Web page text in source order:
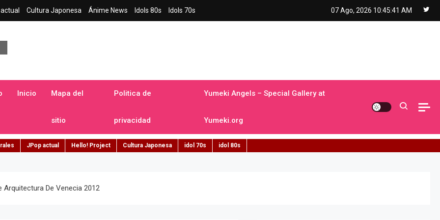
Cultura Japonesa Ánime News Idols 80s Idols 70s 07 Ago, 2026 10:45:42 AM
Inicio Mapa del
sitio
Politica de
privacidad
Yumeki Angels – Special Gallery at
Yumeki.org
JPop actual Hello! Project Cultura Japonesa idol 70s idol 80s
Arquitectura De Venecia 2012